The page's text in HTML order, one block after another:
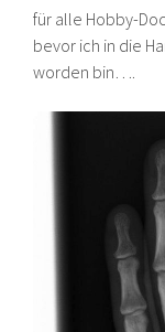
für alle Hobby-
bevor ich in die
worden bin….